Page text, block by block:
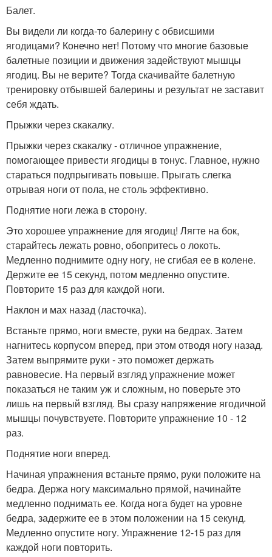
Балет.
Вы видели ли когда-то балерину с обвисшими
ягодицами? Конечно нет! Потому что многие базовые
балетные позиции и движения задействуют мышцы
ягодиц. Вы не верите? Тогда скачивайте балетную
тренировку отбывшей балерины и результат не заставит
себя ждать.
Прыжки через скакалку.
Прыжки через скакалку - отличное упражнение,
помогающее привести ягодицы в тонус. Главное, нужно
стараться подпрыгивать повыше. Прыгать слегка
отрывая ноги от пола, не столь эффективно.
Поднятие ноги лежа в сторону.
Это хорошее упражнение для ягодиц! Лягте на бок,
старайтесь лежать ровно, обопритесь о локоть.
Медленно поднимите одну ногу, не сгибая ее в колене.
Держите ее 15 секунд, потом медленно опустите.
Повторите 15 раз для каждой ноги.
Наклон и мах назад (ласточка).
Встаньте прямо, ноги вместе, руки на бедрах. Затем
нагнитесь корпусом вперед, при этом отводя ногу назад.
Затем выпрямите руки - это поможет держать
равновесие. На первый взгляд упражнение может
показаться не таким уж и сложным, но поверьте это
лишь на первый взгляд. Вы сразу напряжение ягодичной
мышцы почувствуете. Повторите упражнение 10 - 12
раз.
Поднятие ноги вперед.
Начиная упражнения встаньте прямо, руки положите на
бедра. Держа ногу максимально прямой, начинайте
медленно поднимать ее. Когда нога будет на уровне
бедра, задержите ее в этом положении на 15 секунд.
Медленно опустите ногу. Упражнение 12-15 раз для
каждой ноги повторить.